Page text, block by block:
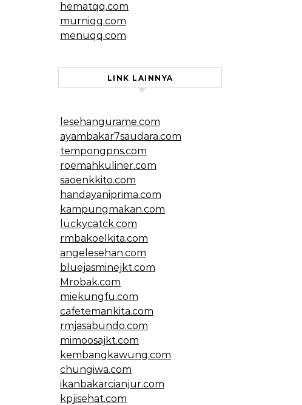
hematqq.com
murniqq.com
menuqq.com
LINK LAINNYA
lesehangurame.com
ayambakar7saudara.com
tempongpns.com
roemahkuliner.com
saoenkkito.com
handayaniprima.com
kampungmakan.com
luckycatck.com
rmbakoelkita.com
angelesehan.com
bluejasminejkt.com
Mrobak.com
miekungfu.com
cafetemankita.com
rmjasabundo.com
mimoosajkt.com
kembangkawung.com
chungiwa.com
ikanbakarcianjur.com
kpjisehat.com